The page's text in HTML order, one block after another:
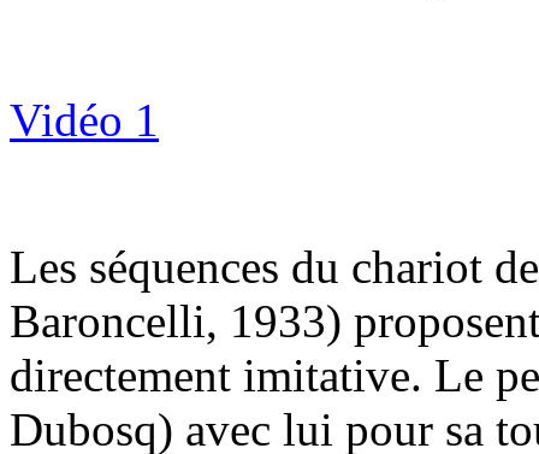
Vidéo 1
Les séquences du chariot
Baroncelli, 1933)
directement imitative. Le
Dubosq) avec lui pour sa